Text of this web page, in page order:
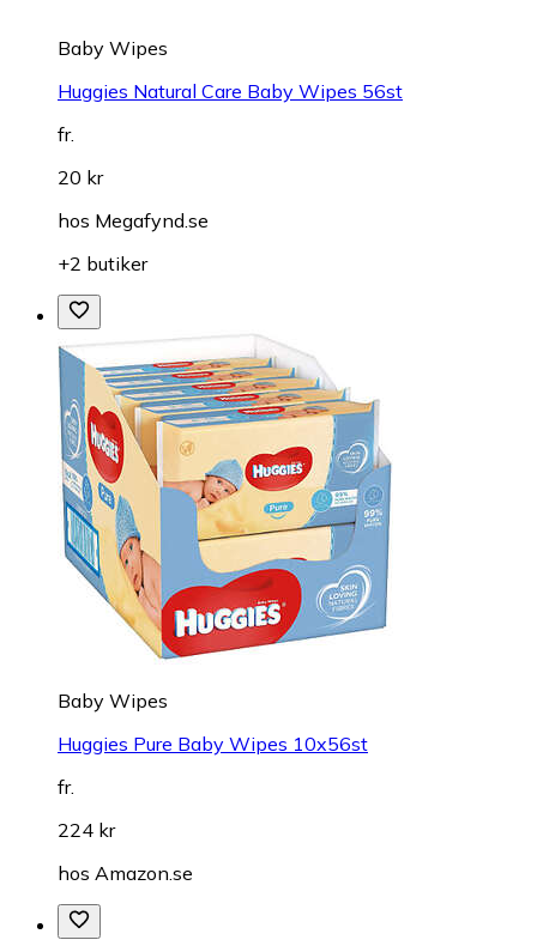
Baby Wipes
Huggies Natural Care Baby Wipes 56st
fr.
20 kr
hos Megafynd.se
+2 butiker
Baby Wipes
Huggies Pure Baby Wipes 10x56st
fr.
224 kr
hos Amazon.se